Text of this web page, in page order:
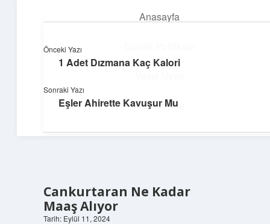
Anasayfa
Hakkımızda
Süper Bilgi Durağı
Cankurtaran Ne Kadar
Maaş Alıyor
Tarih: Eylül 11, 2024
Önceki Yazı
1 Adet Dızmana Kaç Kalori
Sonraki Yazı
Eşler Ahirette Kavuşur Mu